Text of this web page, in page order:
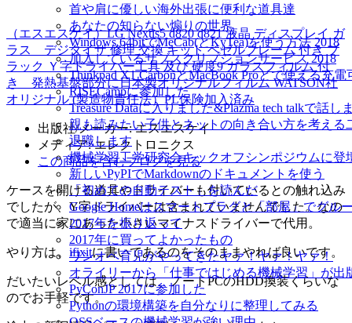
首や肩に優しい海外出張に便利な道具達
あなたの知らない煽りの世界
Windows 64bitでMeCab(とKyTea)を使う方法 2018
加入しているサブスクリプションサービス 2018
Thinkpad X1 CarbonとMacBook Proとで使える充
RISECampに参加した
Treasure Dataに入りました&Plazma tech talkで話し
親も読みたい子供とネットの向き合い方を考える
退職します
機械学習工学研究会キックオフシンポジウムに登
新しいPyPIでMarkdownのドキュメントを使う
「初めての自動テスト」を読んだ
Google Homeはスマートプラグと「部屋」でグル
2017年を振り返って
2017年に買ってよかったもの
ワンオペ育児がやってきたヤァ！ヤァ！ヤァ！
オライリーから「仕事ではじめる機械学習」が出
PyConJP 2017に参加した
Pythonの環境構築を自分なりに整理してみる
（エスエスケイ）LG Nexus5 d820 d821 液晶 ディスプレイ ガ
ラス デジタイザ 修理 交換 キット ベゼルフレーム 付き ブ
ラック Ｙ字ドライバー工具 及び 硬度9 ガラスフィルム 付
き 発熱基盤部分に日本製オリジナルフィルム WATSON社
オリジナル (製造物責任法）PL保険加入済み
出版社/メーカー: エスエスケイ
メディア: エレクトロニクス
この商品を含むブログを見る
ケースを開ける道具やドライバーも付いているとの触れ込み
でしたが、Y字ドライバーは含まれていませんでした。なの
で適当に家にあった小さいマイナスドライバーで代用。
やり方は、 ifixitに書いてあるのをそのままやれば良いです。
だいたいレベル感としては、ノートPCのHDD換装くらいな
のでお手軽です。